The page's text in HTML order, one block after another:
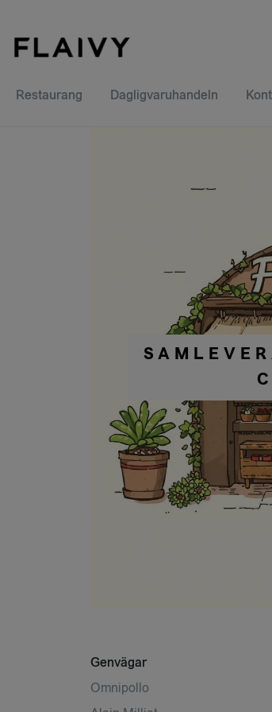
Restaurang Dagligvaruhandeln
Genvägar
Omnipollo